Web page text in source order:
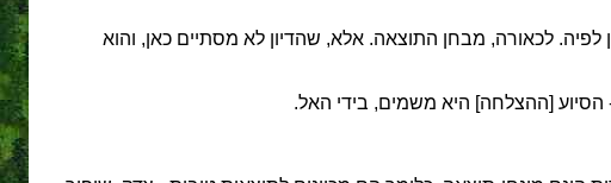
לכאורה, מבחן התוצאה. אלא, שהדיון לא מסתיים כאן, והוא
הסיוע [ההצלחה] היא משמים, בידי האל.